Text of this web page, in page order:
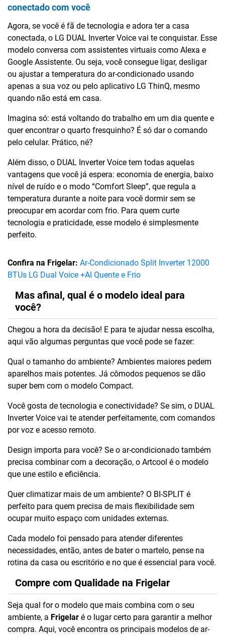
conectado com você
Agora, se você é fã de tecnologia e adora ter a casa
conectada, o LG DUAL Inverter Voice vai te conquistar. Esse
modelo conversa com assistentes virtuais como Alexa e
Google Assistente. Ou seja, você consegue ligar, desligar
ou ajustar a temperatura do ar-condicionado usando
apenas a sua voz ou pelo aplicativo LG ThinQ, mesmo
quando não está em casa.
Imagina só: está voltando do trabalho em um dia quente e
quer encontrar o quarto fresquinho? É só dar o comando
pelo celular. Prático, né?
Além disso, o DUAL Inverter Voice tem todas aquelas
vantagens que você já espera: economia de energia, baixo
nível de ruído e o modo “Comfort Sleep”, que regula a
temperatura durante a noite para você dormir sem se
preocupar em acordar com frio. Para quem curte
tecnologia e praticidade, esse modelo é simplesmente
perfeito.
Confira na Frigelar: Ar-Condicionado Split Inverter 12000
BTUs LG Dual Voice +AI Quente e Frio
Mas afinal, qual é o modelo ideal para
você?
Chegou a hora da decisão! E para te ajudar nessa escolha,
aqui vão algumas perguntas que você pode se fazer:
Qual o tamanho do ambiente? Ambientes maiores pedem
aparelhos mais potentes. Já cômodos pequenos se dão
super bem com o modelo Compact.
Você gosta de tecnologia e conectividade? Se sim, o DUAL
Inverter Voice vai te atender perfeitamente, com comandos
por voz e acesso remoto.
Design importa para você? Se o ar-condicionado também
precisa combinar com a decoração, o Artcool é o modelo
que une estilo e eficiência.
Quer climatizar mais de um ambiente? O BI-SPLIT é
perfeito para quem precisa de mais flexibilidade sem
ocupar muito espaço com unidades externas.
Cada modelo foi pensado para atender diferentes
necessidades, então, antes de bater o martelo, pense na
rotina da casa ou escritório e no que é essencial para você.
Compre com Qualidade na Frigelar
Seja qual for o modelo que mais combina com o seu
ambiente, a Frigelar é o lugar certo para garantir a melhor
compra. Aqui, você encontra os principais modelos de ar-